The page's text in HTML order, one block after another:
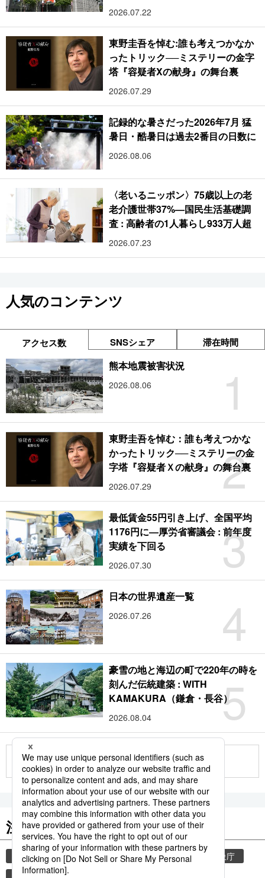
2026.07.22
東野圭吾を悼む:誰も考えつかなか
ったトリック──ミステリーの金字
塔『容疑者Xの献身』の舞台裏
2026.07.29
記録的な暑さだった2026年7月 猛
暑日・酷暑日は過去2番目の日数に
2026.08.06
〈老いるニッポン〉75歳以上の老
老介護世帯37%―国民生活基礎調
査 : 高齢者の1人暮らし933万人超
2026.07.23
人気のコンテンツ
アクセス数 SNSシェア 滞在時間
1
熊本地震被害状況
2026.08.06
2
東野圭吾を悼む：誰も考えつかな
かったトリック──ミステリーの金
字塔『容疑者Ｘの献身』の舞台裏
2026.07.29
3
最低賃金55円引き上げ、全国平均
1176円に―厚労省審議会 : 前年度
実績を下回る
2026.07.30
4
日本の世界遺産一覧
2026.07.26
5
豪雪の地と海辺の町で220年の時を
刻んだ伝統建築 : WITH
KAMAKURA（鎌倉・長谷）
2026.08.04
もっと見る
注目のキーワード
共同通信ニュース 和食 気象・災害
気象庁